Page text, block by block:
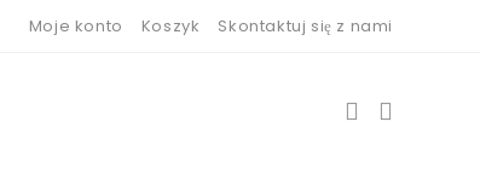
Moje konto Koszyk Skontaktuj się z nami